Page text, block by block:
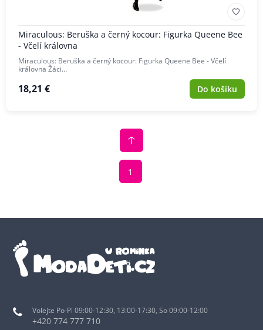
Miraculous: Beruška a černý kocour: Figurka Queene Bee
- Včelí královna
Miraculous: Beruška a černý kocour: Figurka Queene Bee - Včelí
královna Žáci…
18,21 € Do košíku
1
Volejte Po-Pi 09:00-12:30, 13:00-17:30, So 09:00-12:00
+420 774 777 710